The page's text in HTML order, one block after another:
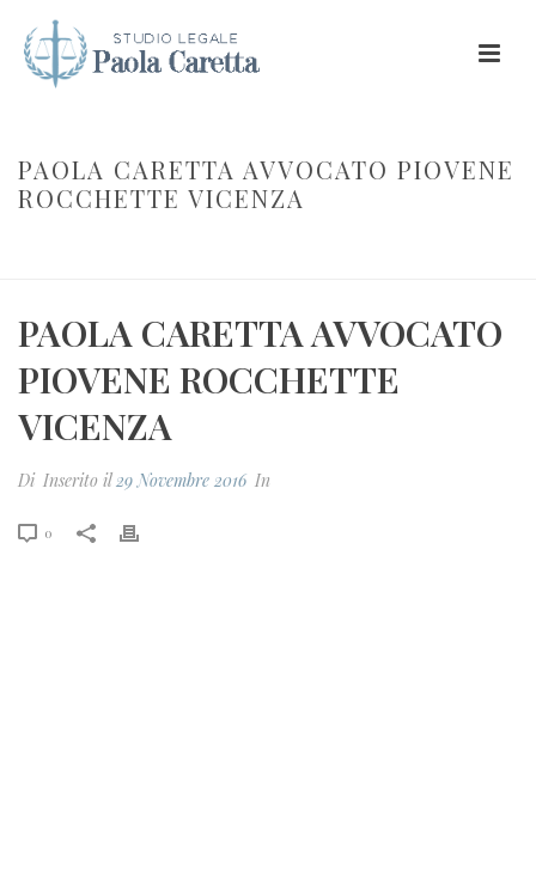
PAOLA CARETTA AVVOCATO PIOVENE
ROCCHETTE VICENZA
PAOLA CARETTA AVVOCATO
PIOVENE ROCCHETTE
VICENZA
Di Inserito il29 Novembre 2016 In
0